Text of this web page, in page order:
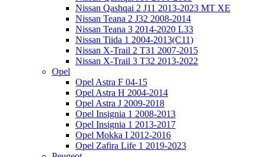
Nissan Qashqai 2 J11 2013-2023 MT XE
Nissan Teana 2 J32 2008-2014
Nissan Teana 3 2014-2020 L33
Nissan Tiida 1 2004-2013(С11)
Nissan X-Trail 2 T31 2007-2015
Nissan X-Trail 3 T32 2013-2022
Opel
Opel Astra F 04-15
Opel Astra H 2004-2014
Opel Astra J 2009-2018
Opel Insignia 1 2008-2013
Opel Insignia 1 2013-2017
Opel Mokka I 2012-2016
Opel Zafira Life 1 2019-2023